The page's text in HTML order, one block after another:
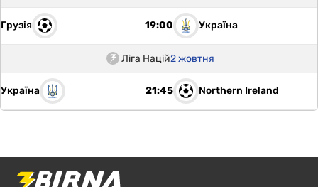
Грузія 19:00 Україна
Ліга Націй2 жовтня
Україна 21:45 Northern Ireland